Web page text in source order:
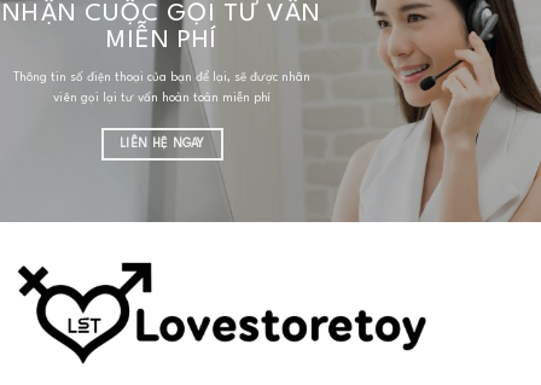
NHẬN CUỘC GỌI TƯ VẤN
MIỄN PHÍ
Thông tin số điện thoại của bạn để lại, sẽ được nhân
viên gọi lại tư vấn hoàn toàn miễn phí
LIÊN HỆ NGAY